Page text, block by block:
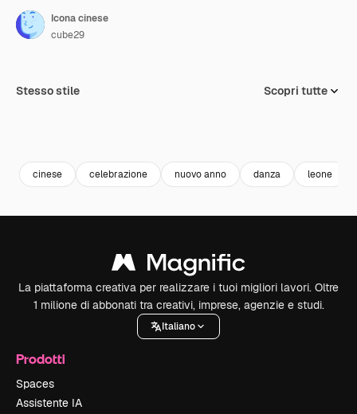
Icona cinese
cube29
Stesso stile Scopri tutte
cinese celebrazione nuovo anno danza leone
La piattaforma creativa per realizzare i tuoi migliori lavori. Oltre
1 milione di abbonati tra creativi, imprese, agenzie e studi.
Italiano
Prodotti
Spaces
Assistente IA